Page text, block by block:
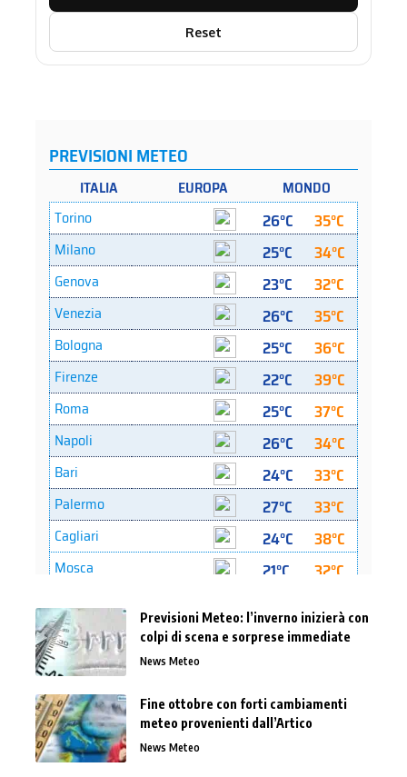
Reset
Previsioni Meteo: l’inverno inizierà con
colpi di scena e sorprese immediate
News Meteo
Fine ottobre con forti cambiamenti
meteo provenienti dall’Artico
News Meteo